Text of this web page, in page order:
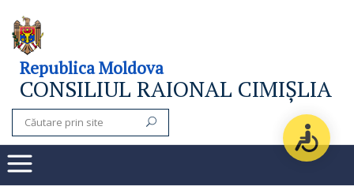
Consiliul
raional
Noutăți
Republica Moldova
CONSILIUL RAIONAL CIMIȘLIA